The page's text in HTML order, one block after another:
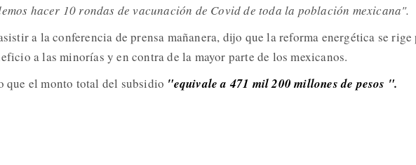
hacer 10 rondas de vacunación de Covid de toda la población mexicana".
a la conferencia de prensa mañanera, dijo que la reforma energética se rige
a las minorías y en contra de la mayor parte de los mexicanos.
que el monto total del subsidio "equivale a 471 mil 200 millones de pesos ".